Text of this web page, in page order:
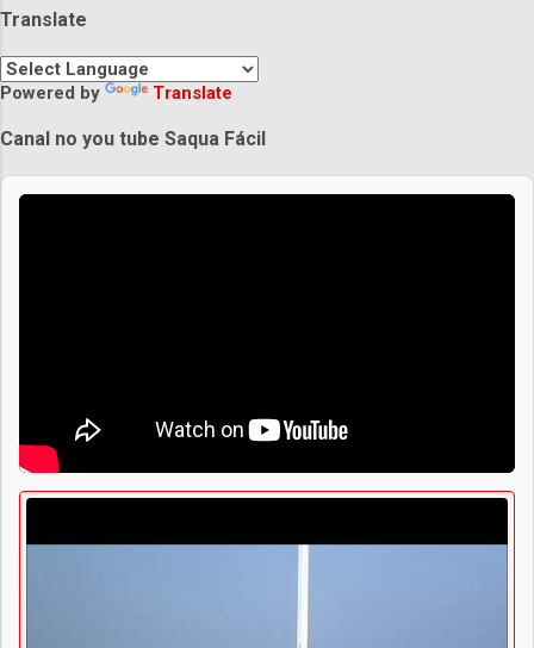
Translate
Powered by Translate
Canal no you tube Saqua Fácil